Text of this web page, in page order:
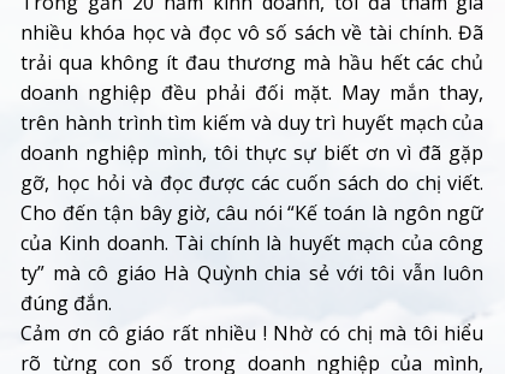
nhiều khóa học và đọc vô số sách về tài chính. Đã
trải qua không ít đau thương mà hầu hết các chủ
doanh nghiệp đều phải đối mặt. May mắn thay,
trên hành trình tìm kiếm và duy trì huyết mạch của
doanh nghiệp mình, tôi thực sự biết ơn vì đã gặp
gỡ, học hỏi và đọc được các cuốn sách do chị viết.
Cho đến tận bây giờ, câu nói “Kế toán là ngôn ngữ
của Kinh doanh. Tài chính là huyết mạch của công
ty” mà cô giáo Hà Quỳnh chia sẻ với tôi vẫn luôn
đúng đắn.
Cảm ơn cô giáo rất nhiều ! Nhờ có chị mà tôi hiểu
rõ từng con số trong doanh nghiệp của mình,